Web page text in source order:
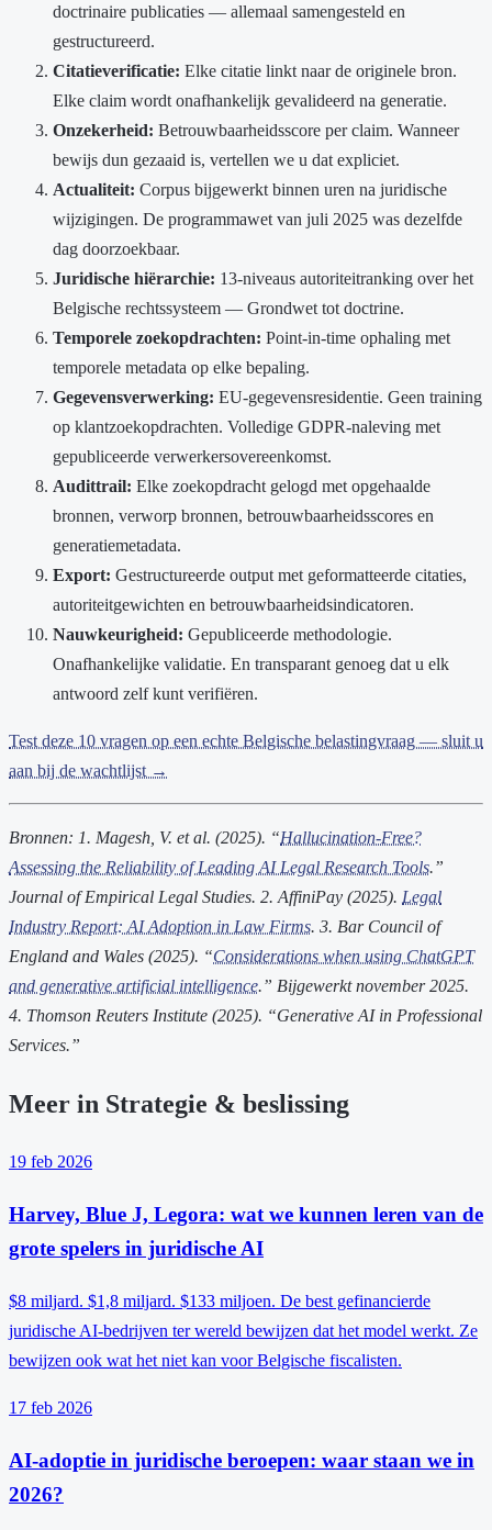
doctrinaire publicaties — allemaal samengesteld en
gestructureerd.
Citatieverificatie: Elke citatie linkt naar de originele bron.
Elke claim wordt onafhankelijk gevalideerd na generatie.
Onzekerheid: Betrouwbaarheidsscore per claim. Wanneer
bewijs dun gezaaid is, vertellen we u dat expliciet.
Actualiteit: Corpus bijgewerkt binnen uren na juridische
wijzigingen. De programmawet van juli 2025 was dezelfde
dag doorzoekbaar.
Juridische hiërarchie: 13-niveaus autoriteitranking over het
Belgische rechtssysteem — Grondwet tot doctrine.
Temporele zoekopdrachten: Point-in-time ophaling met
temporele metadata op elke bepaling.
Gegevensverwerking: EU-gegevensresidentie. Geen training
op klantzoekopdrachten. Volledige GDPR-naleving met
gepubliceerde verwerkersovereenkomst.
Audittrail: Elke zoekopdracht gelogd met opgehaalde
bronnen, verworp bronnen, betrouwbaarheidsscores en
generatiemetadata.
Export: Gestructureerde output met geformatteerde citaties,
autoriteitgewichten en betrouwbaarheidsindicatoren.
Nauwkeurigheid: Gepubliceerde methodologie.
Onafhankelijke validatie. En transparant genoeg dat u elk
antwoord zelf kunt verifiëren.
Test deze 10 vragen op een echte Belgische belastingvraag — sluit u
aan bij de wachtlijst →
Bronnen: 1. Magesh, V. et al. (2025). “Hallucination-Free?
Assessing the Reliability of Leading AI Legal Research Tools.”
Journal of Empirical Legal Studies. 2. AffiniPay (2025). Legal
Industry Report: AI Adoption in Law Firms. 3. Bar Council of
England and Wales (2025). “Considerations when using ChatGPT
and generative artificial intelligence.” Bijgewerkt november 2025.
4. Thomson Reuters Institute (2025). “Generative AI in Professional
Services.”
Meer in Strategie & beslissing
19 feb 2026
Harvey, Blue J, Legora: wat we kunnen leren van de
grote spelers in juridische AI
$8 miljard. $1,8 miljard. $133 miljoen. De best gefinancierde
juridische AI-bedrijven ter wereld bewijzen dat het model werkt. Ze
bewijzen ook wat het niet kan voor Belgische fiscalisten.
17 feb 2026
AI-adoptie in juridische beroepen: waar staan we in
2026?